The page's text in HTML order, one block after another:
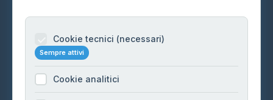
Informazioni legali
Cookie Policy
Cookie tecnici (necessari)
Sempre attivi
Cookie analitici